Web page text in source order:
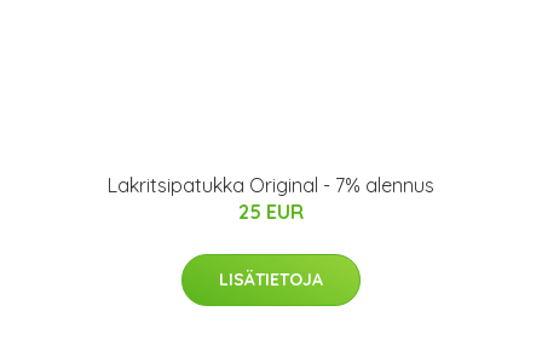
Lakritsipatukka Original - 7% alennus
25 EUR
LISÄTIETOJA